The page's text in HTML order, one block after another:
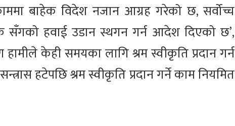
बाहेक विदेश नजान आग्रह गरेको छ, सर्वोच्च
सँगको हवाई उडान स्थगन गर्न आदेश दिएको छ’,
हामीले केही समयका लागि श्रम स्वीकृति प्रदान गर्न
हटेपछि श्रम स्वीकृति प्रदान गर्ने काम नियमित